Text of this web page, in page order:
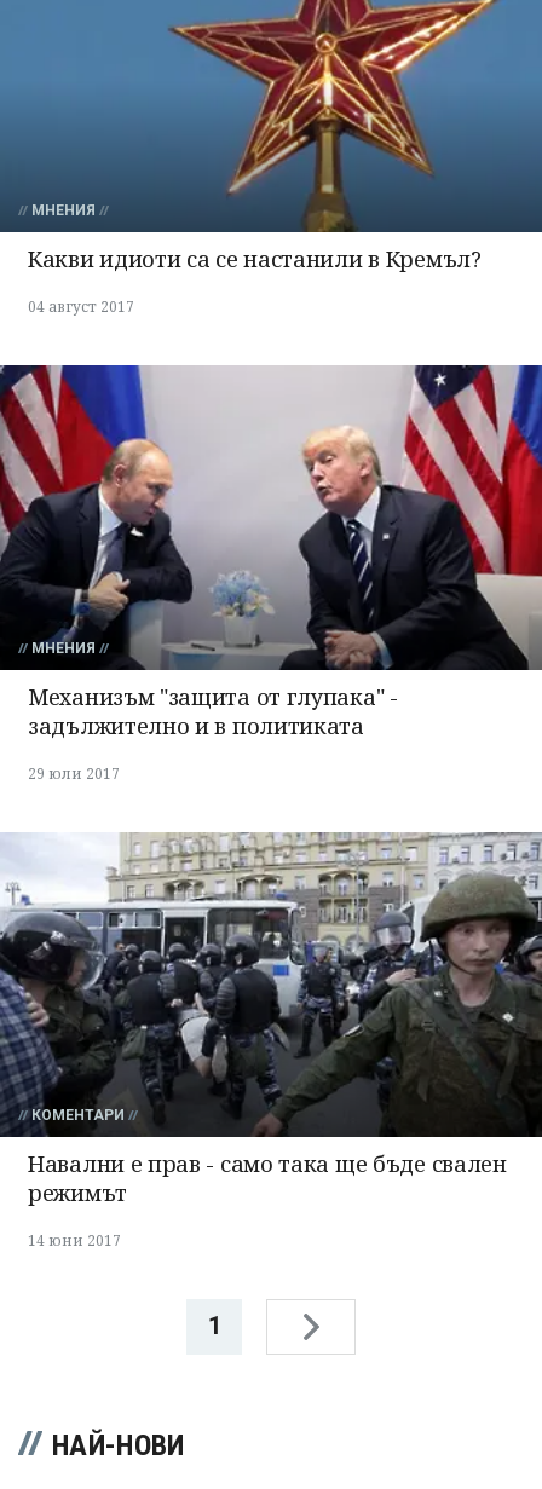
МНЕНИЯ
Какви идиоти са се настанили в Кремъл?
04 август 2017
МНЕНИЯ
Механизъм "защита от глупака" -
задължително и в политиката
29 юли 2017
КОМЕНТАРИ
Навални е прав - само така ще бъде свален
режимът
14 юни 2017
1
НАЙ-НОВИ